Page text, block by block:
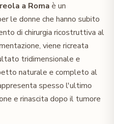
a Roma è un
le donne che hanno subito
di chirurgia ricostruttiva al
viene ricreata
tridimensionale e
naturale e completo al
spesso l'ultimo
e rinascita dopo il tumore